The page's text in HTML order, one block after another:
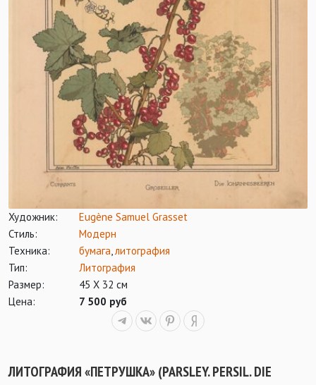
Художник:
Eugène Samuel Grasset
Стиль:
Модерн
Техника:
бумага,литография
Тип:
Литография
Размер:
45 Х 32 см
Цена:
7 500 руб
ЛИТОГРАФИЯ «ПЕТРУШКА» (PARSLEY. PERSIL. DIE